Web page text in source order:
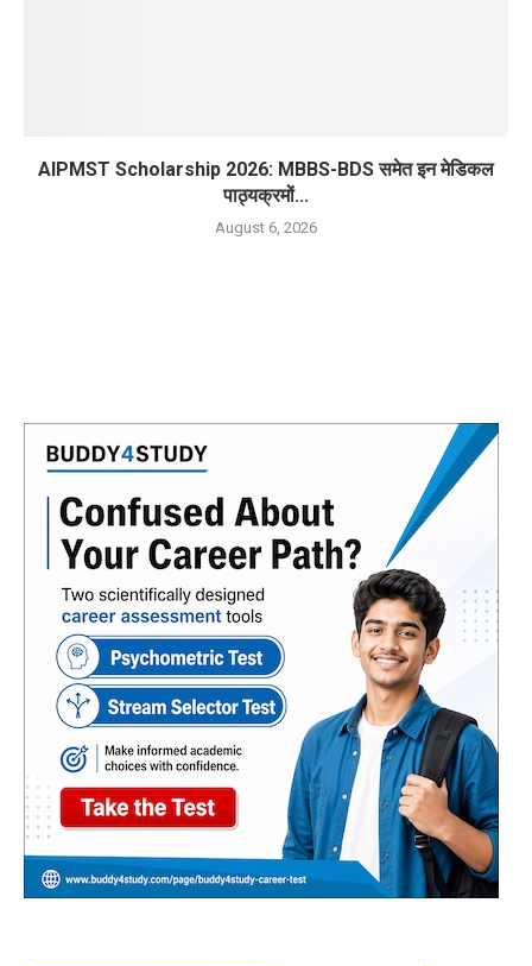
AIPMST Scholarship 2026: MBBS-BDS समेत इन मेडिकल
पाठ्यक्रमों...
August 6, 2026